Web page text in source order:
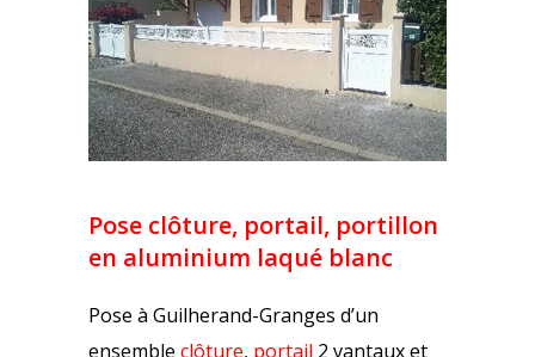
Pose clôture, portail, portillon
en aluminium laqué blanc
Pose à Guilherand-Granges d’un
ensemble clôture, portail 2 vantaux et